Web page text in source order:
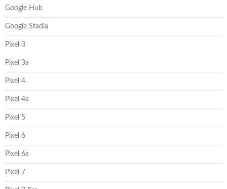
Google Hub
Google Stadia
Pixel 3
Pixel 3a
Pixel 4
Pixel 4a
Pixel 5
Pixel 6
Pixel 6a
Pixel 7